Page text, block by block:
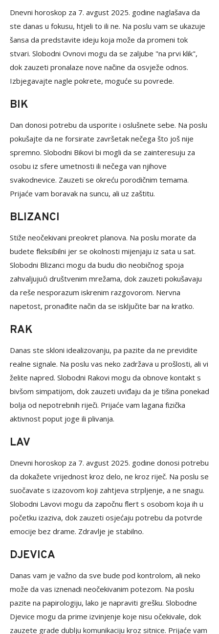
Dnevni horoskop za 7. avgust 2025. godine naglašava da
ste danas u fokusu, htjeli to ili ne. Na poslu vam se ukazuje
šansa da predstavite ideju koja može da promeni tok
stvari. Slobodni Ovnovi mogu da se zaljube "na prvi klik",
dok zauzeti pronalaze nove načine da osvježe odnos.
Izbjegavajte nagle pokrete, moguće su povrede.
BIK
Dan donosi potrebu da usporite i oslušnete sebe. Na poslu
pokušajte da ne forsirate završetak nečega što još nije
spremno. Slobodni Bikovi bi mogli da se zainteresuju za
osobu iz sfere umetnosti ili nečega van njihove
svakodnevice. Zauzeti se okreću porodičnim temama.
Prijaće vam boravak na suncu, ali uz zaštitu.
BLIZANCI
Stiže neočekivani preokret planova. Na poslu morate da
budete fleksibilni jer se okolnosti mijenjaju iz sata u sat.
Slobodni Blizanci mogu da budu dio neobičnog spoja
zahvaljujući društvenim mrežama, dok zauzeti pokušavaju
da reše nesporazum iskrenim razgovorom. Nervna
napetost, pronađite način da se isključite bar na kratko.
RAK
Danas ste skloni idealizovanju, pa pazite da ne previdite
realne signale. Na poslu vas neko zadržava u prošlosti, ali vi
želite napred. Slobodni Rakovi mogu da obnove kontakt s
bivšom simpatijom, dok zauzeti uviđaju da je tišina ponekad
bolja od nepotrebnih riječi. Prijaće vam lagana fizička
aktivnost poput joge ili plivanja.
LAV
Dnevni horoskop za 7. avgust 2025. godine donosi potrebu
da dokažete vrijednost kroz delo, ne kroz riječ. Na poslu se
suočavate s izazovom koji zahtjeva strpljenje, a ne snagu.
Slobodni Lavovi mogu da započnu flert s osobom koja ih u
početku izaziva, dok zauzeti osjećaju potrebu da potvrde
emocije bez drame. Zdravlje je stabilno.
DJEVICA
Danas vam je važno da sve bude pod kontrolom, ali neko
može da vas iznenadi neočekivanim potezom. Na poslu
pazite na papirologiju, lako je napraviti grešku. Slobodne
Djevice mogu da prime izvinjenje koje nisu očekivale, dok
zauzete grade dublju komunikaciju kroz sitnice. Prijaće vam